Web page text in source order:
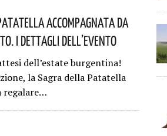
Accompagnata Da
I Dettagli Dell’evento
dell’estate burgentina!
la Sagra della Patatella
regalare…